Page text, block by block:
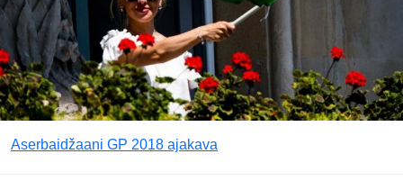
Aserbaidžaani GP 2018 ajakava